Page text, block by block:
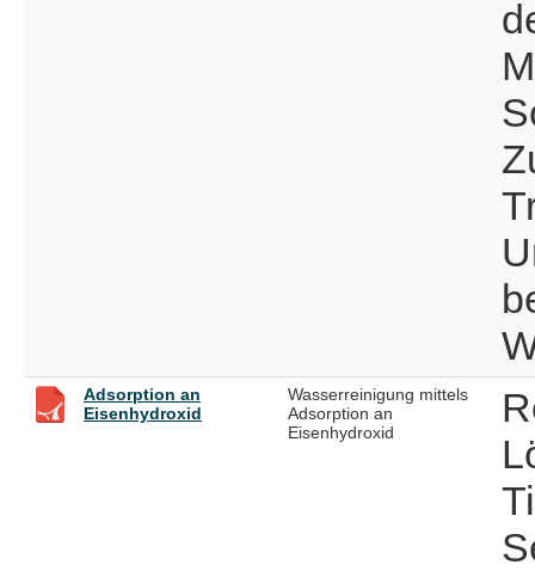
Adsorption an
Eisenhydroxid
Wasserreinigung mittels
Adsorption an
Eisenhydroxid